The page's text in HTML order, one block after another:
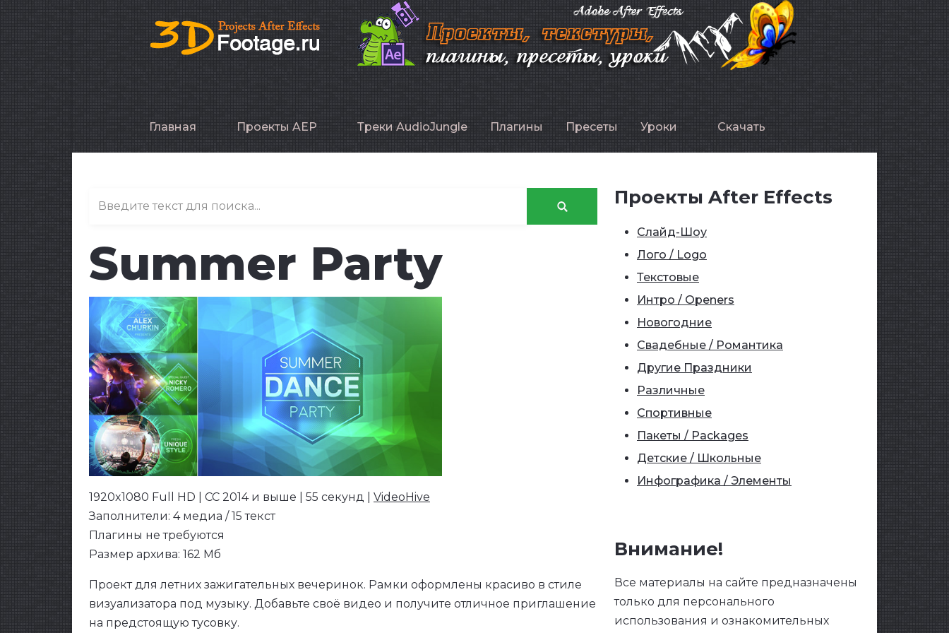
Главная Проекты AEP Треки AudioJungle Плагины Пресеты Уроки Скачать
Summer Party
1920x1080 Full HD | CC 2014 и выше | 55 секунд | VideoHive
Заполнители: 4 медиа / 15 текст
Плагины не требуются
Размер архива: 162 Мб
Проект для летних зажигательных вечеринок. Рамки оформлены красиво в стиле
визуализатора под музыку. Добавьте своё видео и получите отличное приглашение
на предстоящую тусовку.
Проекты After Effects
Слайд-Шоу
Лого / Logo
Текстовые
Интро / Openers
Новогодние
Свадебные / Романтика
Другие Праздники
Различные
Спортивные
Пакеты / Packages
Детские / Школьные
Инфографика / Элементы
Внимание!
Все материалы на сайте предназначены
только для персонального
использования и ознакомительных